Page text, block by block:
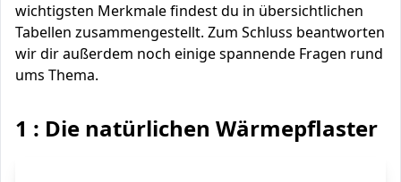
wichtigsten Merkmale findest du in übersichtlichen
Tabellen zusammengestellt. Zum Schluss beantworten
wir dir außerdem noch einige spannende Fragen rund
ums Thema.
1 : Die natürlichen Wärmepflaster